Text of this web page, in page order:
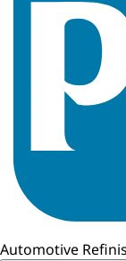
Automotive